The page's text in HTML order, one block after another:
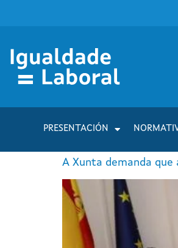
PRESENTACIÓN
A Xunta demanda